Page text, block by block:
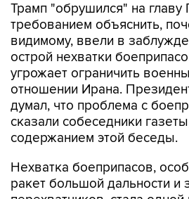
Трамп "обрушился" на главу
требованием объяснить,
видимому, ввели в
острой нехватки
угрожает ограничить
отношении Ирана.
думал, что проблема с
сказали собеседники
содержанием этой беседы.
Нехватка боеприпасов,
ракет большой дальности и